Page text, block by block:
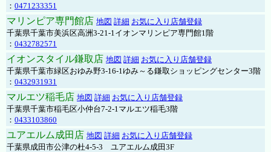
： 0471233351
マリンピア専門館店 地図 詳細 お気に入り店舗登録
千葉県千葉市美浜区高洲3-21-1イオンマリンピア専門館1階
： 0432782571
イオンスタイル鎌取店 地図 詳細 お気に入り店舗登録
千葉県千葉市緑区おゆみ野3-16-1ゆみ～る鎌取ショッピングセンター3階
： 0432931931
マルエツ稲毛店 地図 詳細 お気に入り店舗登録
千葉県千葉市稲毛区小仲台7-2-1マルエツ稲毛3階
： 0433103860
ユアエルム成田店 地図 詳細 お気に入り店舗登録
千葉県成田市公津の杜4-5-3 ユアエルム成田3F